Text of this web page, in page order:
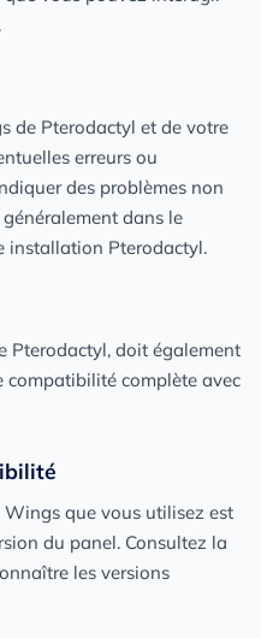
de Pterodactyl et de votre
erreurs ou
des problèmes non
dans le
installation Pterodactyl.
Pterodactyl, doit également
compatibilité complète avec
que vous utilisez est
du panel. Consultez la
les versions